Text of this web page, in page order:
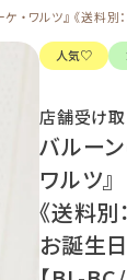
ケ ・ワルツ』 《送
人気♡
店舗受け
バルーン
ワルツ』
《送料別
お誕生